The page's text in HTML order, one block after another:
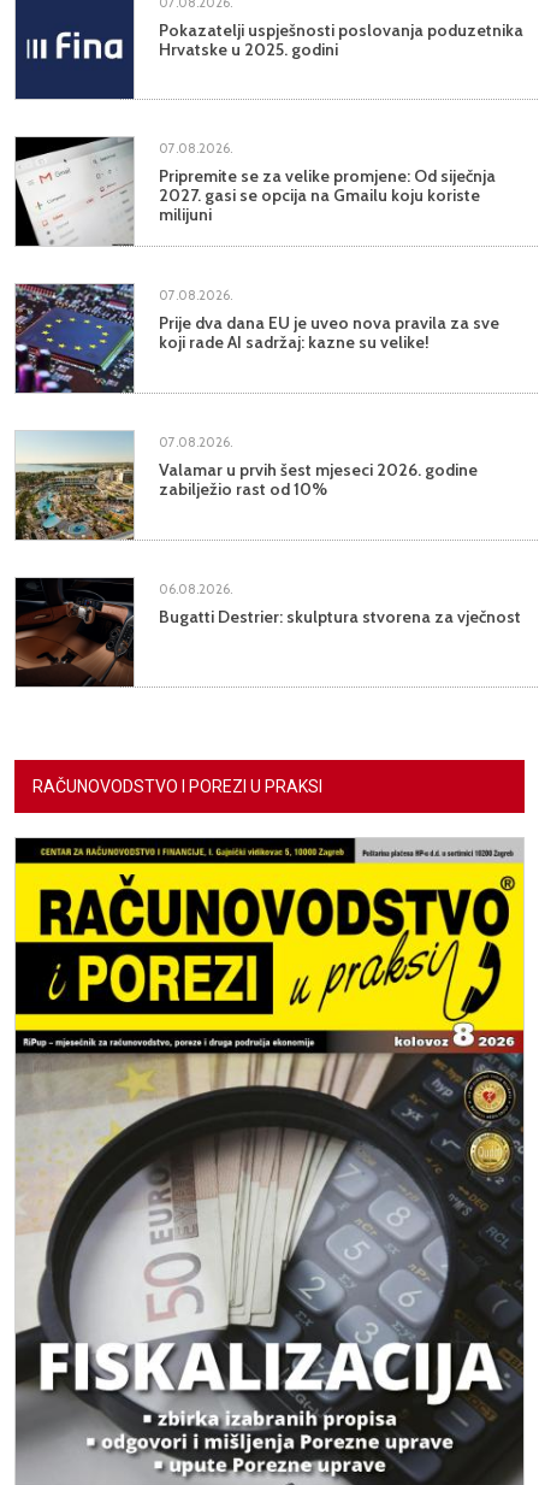
Pokazatelji uspješnosti poslovanja poduzetnika
Hrvatske u 2025. godini
07.08.2026.
Pripremite se za velike promjene: Od siječnja
2027. gasi se opcija na Gmailu koju koriste
milijuni
07.08.2026.
Prije dva dana EU je uveo nova pravila za sve
koji rade AI sadržaj: kazne su velike!
07.08.2026.
Valamar u prvih šest mjeseci 2026. godine
zabilježio rast od 10%
06.08.2026.
Bugatti Destrier: skulptura stvorena za vječnost
RAČUNOVODSTVO I POREZI U PRAKSI